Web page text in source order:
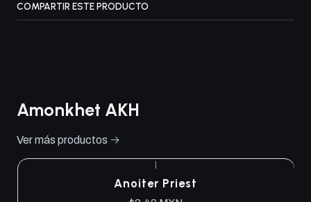
COMPARTIR ESTE PRODUCTO
Amonkhet AKH
Ver más productos
Anoiter Priest